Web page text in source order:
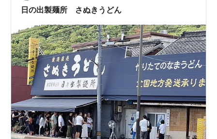
日の出製麺所 さぬきうどん